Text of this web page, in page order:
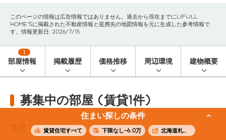
住まい探しの条件
賃貸住宅すべて 下限なし~6.0万 北海道札幌市東区
このページの情報は広告情報ではありません。過去から現在までにLIFULL
HOME'Sに掲載された不動産情報と提携先の地図情報を元に生成した参考情報で
す。情報更新日: 2026/7/15
部屋情報
1
掲載履歴 価格推移 周辺環境 建物概要
募集中の部屋 (賃貸1件)
1 件